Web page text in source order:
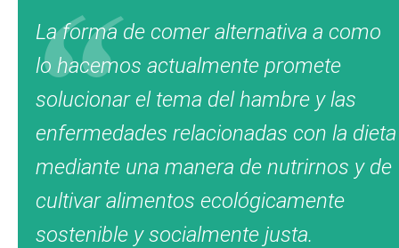
La forma de comer alternativa a como
lo hacemos actualmente promete
solucionar el tema del hambre y las
enfermedades relacionadas con la dieta
mediante una manera de nutrirnos y de
cultivar alimentos ecológicamente
sostenible y socialmente justa.